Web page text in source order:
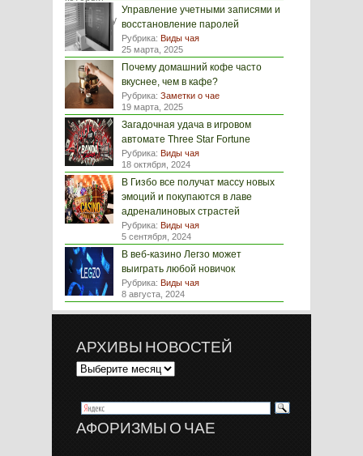
Управление учетными записями и
восстановление паролей
Рубрика: Виды чая
25 марта, 2025
Почему домашний кофе часто
вкуснее, чем в кафе?
Рубрика: Заметки о чае
19 марта, 2025
Загадочная удача в игровом
автомате Three Star Fortune
Рубрика: Виды чая
18 октября, 2024
В Гизбо все получат массу новых
эмоций и покупаются в лаве
адреналиновых страстей
Рубрика: Виды чая
5 сентября, 2024
В веб-казино Легзо может
выиграть любой новичок
Рубрика: Виды чая
8 августа, 2024
АРХИВЫ НОВОСТЕЙ
АФОРИЗМЫ О ЧАЕ